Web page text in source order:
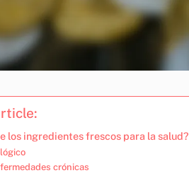
los ingredientes frescos para la salud?
crónicas